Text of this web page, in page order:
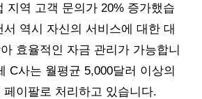
지역 고객 문의가 20% 증가했습
역시 자신의 서비스에 대한 대
효율적인 자금 관리가 가능합니
C사는 월평균 5,000달러 이상의
이팔로 처리하고 있습니다.